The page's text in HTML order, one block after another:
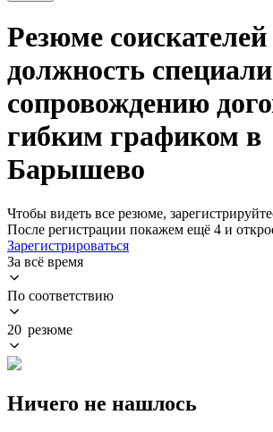
Резюме
должность
сопровождению
гибким графиком в
Барышево
Чтобы видеть все резюме,
После регистрации покажем ещё 4 и
Зарегистрироваться
За всё время
По соответствию
20 резюме
Ничего не нашлось